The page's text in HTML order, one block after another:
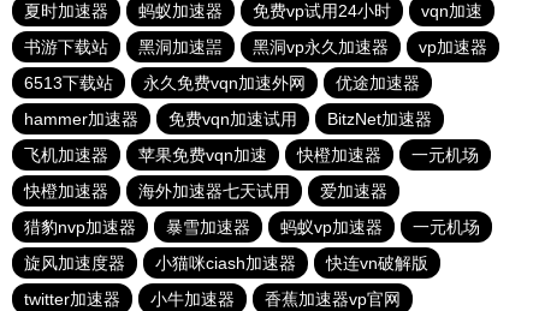
夏时加速器
蚂蚁加速器 免费vp试用24小时
vqn加速
书游下载站
黑洞加速噐 黑洞vp永久加速器
vp加速器
6513下载站
永久免费vqn加速外网
优途加速器
hammer加速器
免费vqn加速试用
BitzNet加速器
飞机加速器
苹果免费vqn加速 快橙加速器
一元机场
快橙加速器
海外加速器七天试用
爱加速器
猎豹nvp加速器
暴雪加速器 蚂蚁vp加速器
一元机场
旋风加速度器
小猫咪ciash加速器
快连vn破解版
twitter加速器
小牛加速器 香蕉加速器vp官网